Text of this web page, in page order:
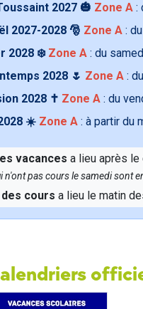
2027 🎃 Zone A:
2027-2028 🎅 Zone A:
2028 ❄️ Zone A: du
2028 🌷 Zone A:
2028 ✝️ Zone A: du
☀️ Zone A: à partir du
vacances a lieu après le
n'ont pas cours le samedi sont
cours a lieu le matin